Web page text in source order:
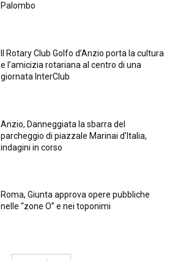
Palombo
Il Rotary Club Golfo d’Anzio porta la cultura
e l’amicizia rotariana al centro di una
giornata InterClub
Anzio, Danneggiata la sbarra del
parcheggio di piazzale Marinai d’Italia,
indagini in corso
Roma, Giunta approva opere pubbliche
nelle “zone O” e nei toponimi